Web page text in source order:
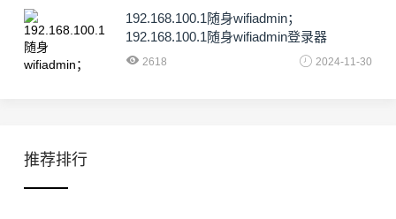
192.168.100.1随身wifiadmin；
192.168.100.1随身wifiadmin登录器
2618 2024-11-30
推荐排行